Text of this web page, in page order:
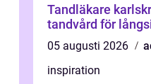
Tandläkare karlskrona så
tandvård för
05 augusti 2026
inspiration